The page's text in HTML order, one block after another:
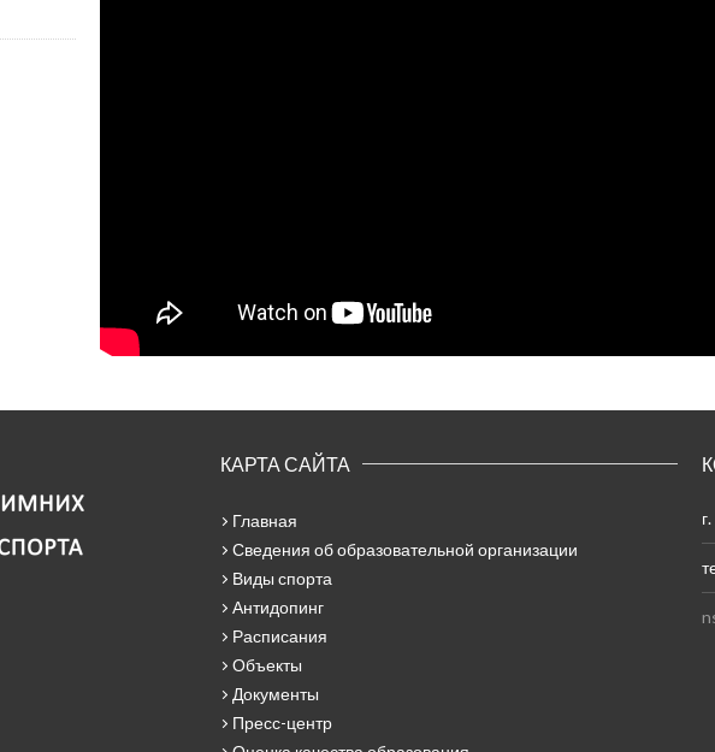
КАРТА САЙТА
Главная
Сведения об образовательной организации
Виды спорта
Антидопинг
Расписания
Объекты
Документы
Пресс-центр